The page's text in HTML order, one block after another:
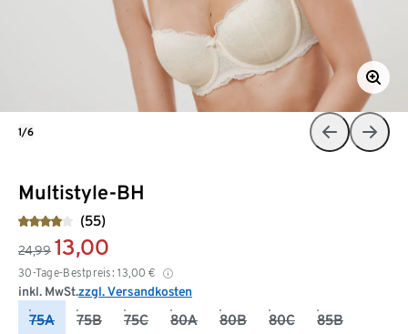
Multistyle-BH
(55)
24,99 13,00
30-Tage-Bestpreis: 13,00 €
inkl. MwSt.zzgl. Versandkosten
75A 75B 75C 80A 80B 80C 85B
1/6